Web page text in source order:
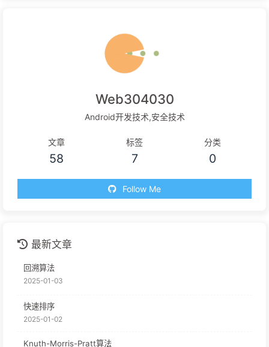
Web304030
Android开发技术,安全技术
文章
58
标签
7
分类
0
Follow Me
最新文章
回溯算法
2025-01-03
快速排序
2025-01-02
Knuth-Morris-Pratt算法